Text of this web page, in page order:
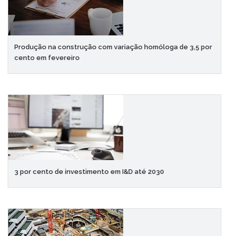
Produção na construção com variação homóloga de 3,5 por
cento em fevereiro
3 por cento de investimento em I&D até 2030